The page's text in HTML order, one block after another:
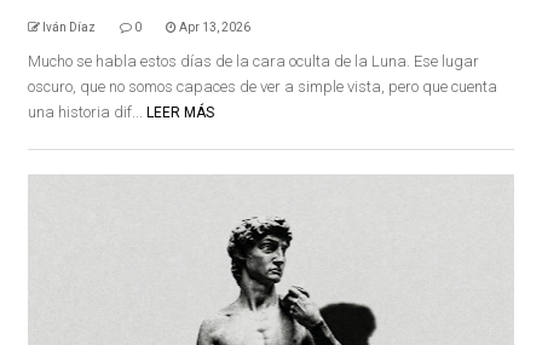
Iván Díaz 0 Apr 13, 2026
Mucho se habla estos días de la cara oculta de la Luna. Ese lugar
oscuro, que no somos capaces de ver a simple vista, pero que cuenta
una historia dif... LEER MÁS